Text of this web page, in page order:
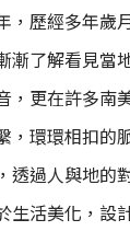
，歷經多年歲
漸了解看見當
，更在許多南
，環環相扣的
透過人與地的
生活美化，設